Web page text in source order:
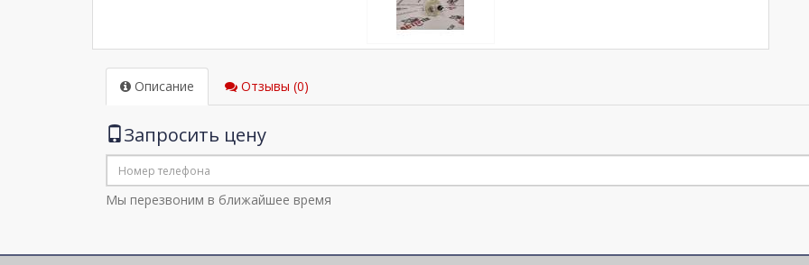
Описание Отзывы (0)
Запросить цену
Мы перезвоним в ближайшее время